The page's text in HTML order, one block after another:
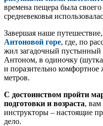
времена пещера была
средневековья
Завершая наше
Антоновой горе, где, по
жил загадочный пустынный
Антоном, в одиночку
и поразительно комфортное
метров.
С достоинством пройти
подготовки и возраста, вам
инструкторы – настоящие
дело.